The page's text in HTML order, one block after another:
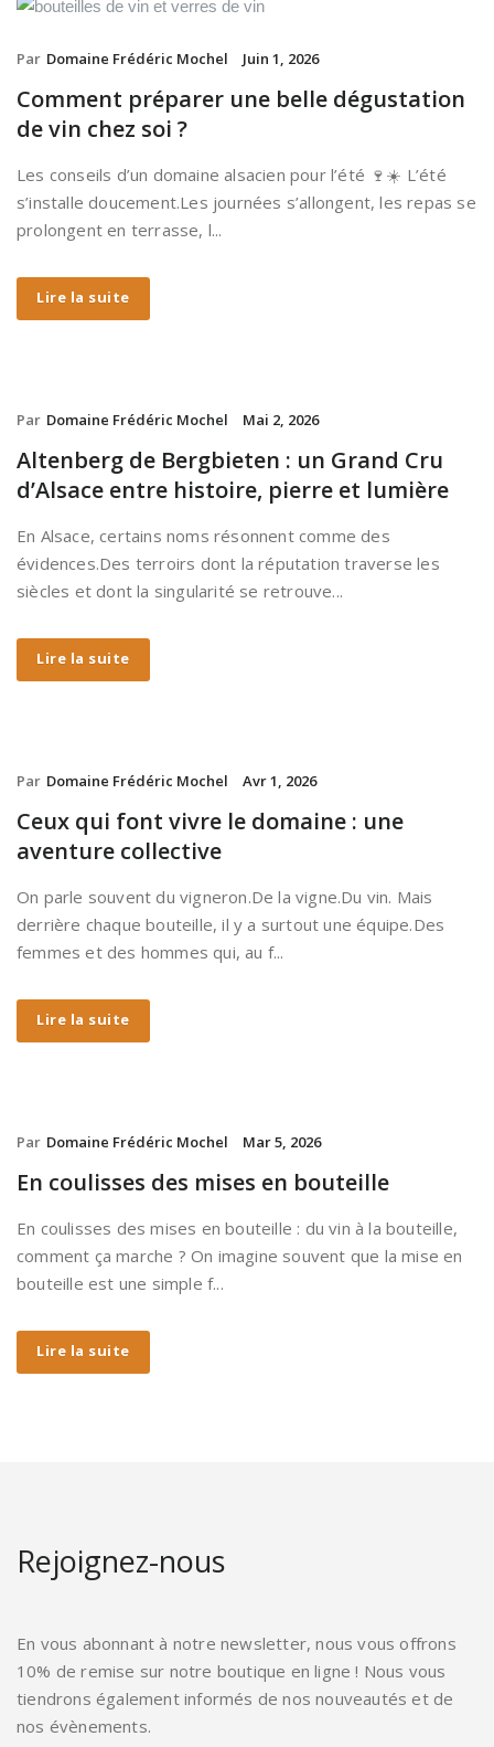
Par Domaine Frédéric Mochel Juin 1, 2026
Comment préparer une belle dégustation
de vin chez soi ?
Les conseils d’un domaine alsacien pour l’été 🍷☀️ L’été
s’installe doucement.Les journées s’allongent, les repas se
prolongent en terrasse, l...
Lire la suite
Par Domaine Frédéric Mochel Mai 2, 2026
Altenberg de Bergbieten : un Grand Cru
d’Alsace entre histoire, pierre et lumière
En Alsace, certains noms résonnent comme des
évidences.Des terroirs dont la réputation traverse les
siècles et dont la singularité se retrouve...
Lire la suite
Par Domaine Frédéric Mochel Avr 1, 2026
Ceux qui font vivre le domaine : une
aventure collective
On parle souvent du vigneron.De la vigne.Du vin. Mais
derrière chaque bouteille, il y a surtout une équipe.Des
femmes et des hommes qui, au f...
Lire la suite
Par Domaine Frédéric Mochel Mar 5, 2026
En coulisses des mises en bouteille
En coulisses des mises en bouteille : du vin à la bouteille,
comment ça marche ? On imagine souvent que la mise en
bouteille est une simple f...
Lire la suite
Rejoignez-nous
En vous abonnant à notre newsletter, nous vous offrons
10% de remise sur notre boutique en ligne ! Nous vous
tiendrons également informés de nos nouveautés et de
nos évènements.